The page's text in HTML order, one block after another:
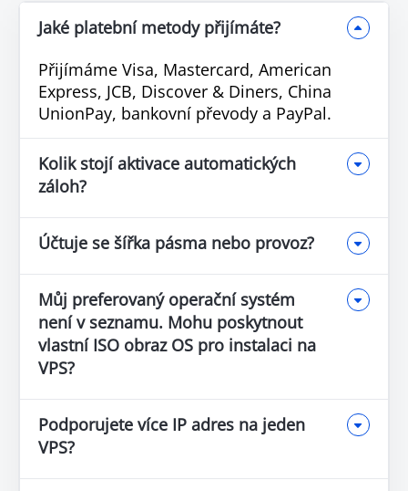
Jaké platební metody přijímáte?
Přijímáme Visa, Mastercard, American
Express, JCB, Discover & Diners, China
UnionPay, bankovní převody a PayPal.
Kolik stojí aktivace automatických
záloh?
Účtuje se šířka pásma nebo provoz?
Můj preferovaný operační systém
není v seznamu. Mohu poskytnout
vlastní ISO obraz OS pro instalaci na
VPS?
Podporujete více IP adres na jeden
VPS?